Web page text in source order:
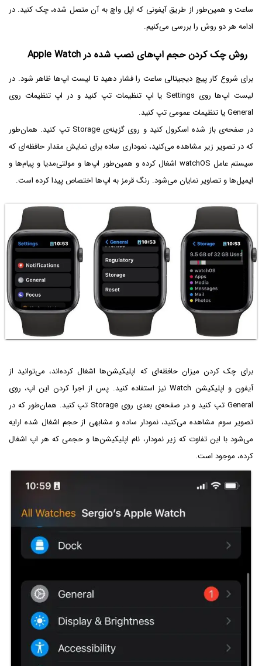
ساعت و همین‌طور از طریق آیفونی که اپل واچ به آن متصل شده، چک کنید. در
ادامه هر دو روش را بررسی می‌کنیم.
روش چک کردن حجم اپ‌های نصب شده در Apple Watch
برای شروع کار پیچ دیجیتالی ساعت را فشار دهید تا لیست اپ‌ها ظاهر شود. در
لیست اپ‌ها روی Settings یا اپ تنظیمات تپ کنید و در اپ تنظیمات روی
General یا تنظیمات عمومی تپ کنید.
در صفحه‌ی باز شده اسکرول کنید و روی گزینه‌ی Storage تپ کنید. همان‌طور
که در تصویر زیر مشاهده می‌کنید، نموداری ساده برای نمایش مقدار حافظه‌ای که
سیستم عامل watchOS اشغال کرده و همین‌طور اپ‌ها و مولتی‌مدیا و پیام‌ها و
ایمیل‌ها و تصاویر نمایان می‌شود. رنگ قرمز به اپ‌ها اختصاص پیدا کرده است.
برای چک کردن میزان حافظه‌ای که اپلیکیشن‌ها اشغال کرده‌اند، می‌توانید از
آیفون و اپلیکیشن Watch نیز استفاده کنید. پس از اجرا کردن این اپ، روی
General تپ کنید و در صفحه‌ی بعدی روی Storage تپ کنید. همان‌طور که در
تصویر سوم مشاهده می‌کنید، نمودار ساده و مشابهی از حجم اشغال شده ارایه
می‌شود با این تفاوت که زیر نمودار، نام اپلیکیشن‌ها و حجمی که هر اپ اشغال
کرده، موجود است.